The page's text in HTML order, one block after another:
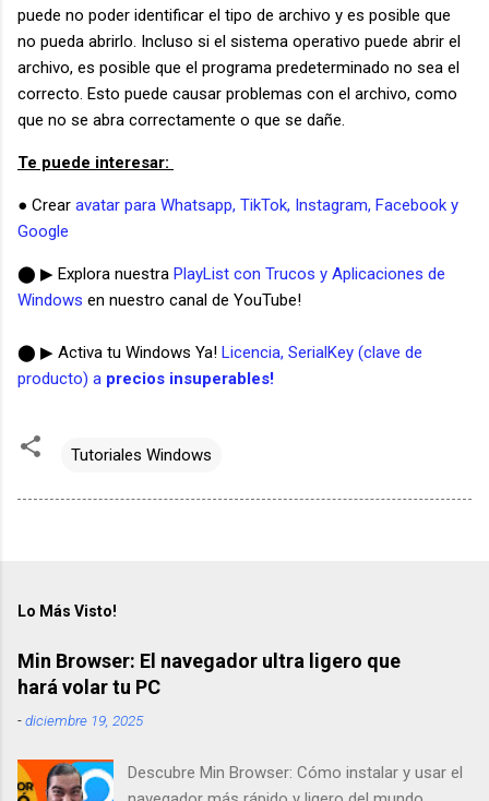
puede no poder identificar el tipo de archivo y es posible que
no pueda abrirlo. Incluso si el sistema operativo puede abrir el
archivo, es posible que el programa predeterminado no sea el
correcto. Esto puede causar problemas con el archivo, como
que no se abra correctamente o que se dañe.
Te puede interesar:
● Crear avatar para Whatsapp, TikTok, Instagram, Facebook y
Google
⬤ ▶ Explora nuestra PlayList con Trucos y Aplicaciones de
Windows en nuestro canal de YouTube!
⬤ ▶ Activa tu Windows Ya! Licencia, SerialKey (clave de
producto) a precios insuperables!
Tutoriales Windows
Lo Más Visto!
Min Browser: El navegador ultra ligero que
hará volar tu PC
-diciembre 19, 2025
Descubre Min Browser: Cómo instalar y usar el